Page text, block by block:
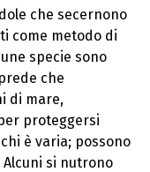
che secernono
come metodo di
specie sono
che
di mare,
proteggersi
è varia; possono
si nutrono